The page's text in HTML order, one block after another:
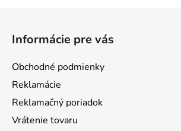
Informácie pre vás
Obchodné podmienky
Reklamácie
Reklamačný poriadok
Vrátenie tovaru